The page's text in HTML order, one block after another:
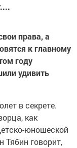
права, а
к главному
году
удивить
в секрете.
как
юношеской
Тябин говорит,